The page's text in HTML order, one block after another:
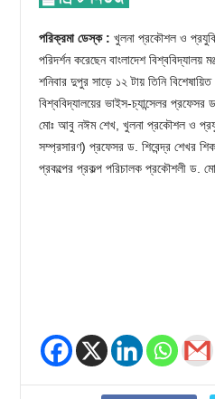
পরিক্রমা ডেস্ক : খুলনা প্রকৌশল ও প্রযুক্তি
পরিদর্শন করেছেন বাংলাদেশ
শনিবার দুপুর সাড়ে ১২ টায় তিনি
বিশ্ববিদ্যালয়ের ভাইস-চ্যান্সেলর প্রফেসর
মোঃ আবু নঈম শেখ, খুলনা প্রকৌশল ও
সম্প্রসারণ) প্রফেসর ড. শিবেন্দ্র শেখর
প্রকল্পের প্রকল্প পরিচালক প্রকৌশলী ড.